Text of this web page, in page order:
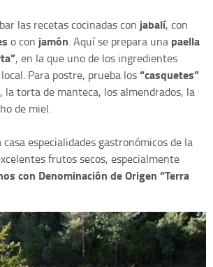
las recetas cocinadas con jabalí, con
o con jamón. Aquí se prepara una paella
, en la que uno de los ingredientes
Para postre, prueba los“casquetes”
, la torta de manteca, los almendrados, la
de miel.
especialidades gastronómicos de la
frutos secos, especialmente
con Denominación de Origen “Terra